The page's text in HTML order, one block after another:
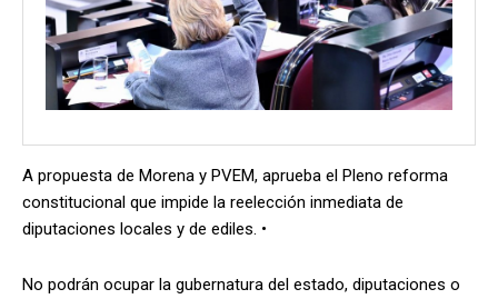
A propuesta de Morena y PVEM, aprueba el Pleno reforma
constitucional que impide la reelección inmediata de
diputaciones locales y de ediles. •
No podrán ocupar la gubernatura del estado, diputaciones o